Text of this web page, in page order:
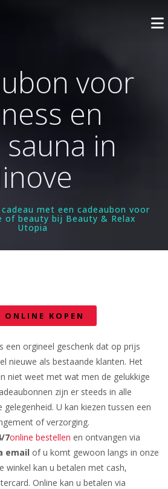
voor
en
in
met een cadeaubon voor
of beauty bij Beauty & Relax
Utopia
ONLINE KOPEN
een orgineel geschenk dat op prijs
nieuwe als bestaande klanten. Het
niet weet met wat men de gelukkige
zijn er steeds in alle
U kan kiezen tussen een
of verzorging.
7online bestellen en ontvangen via
email of u komt gewoon langs in onze
winkel kan u betalen met cash,
Online kan u betalen via